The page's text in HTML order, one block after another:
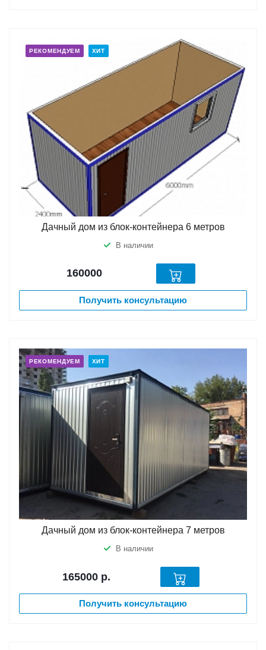
РЕКОМЕНДУЕМ ХИТ
Дачный дом из блок-контейнера 6 метров
В наличии
160000
Получить консультацию
РЕКОМЕНДУЕМ ХИТ
Дачный дом из блок-контейнера 7 метров
В наличии
165000 р.
Получить консультацию